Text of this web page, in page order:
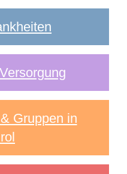
Gruppen in